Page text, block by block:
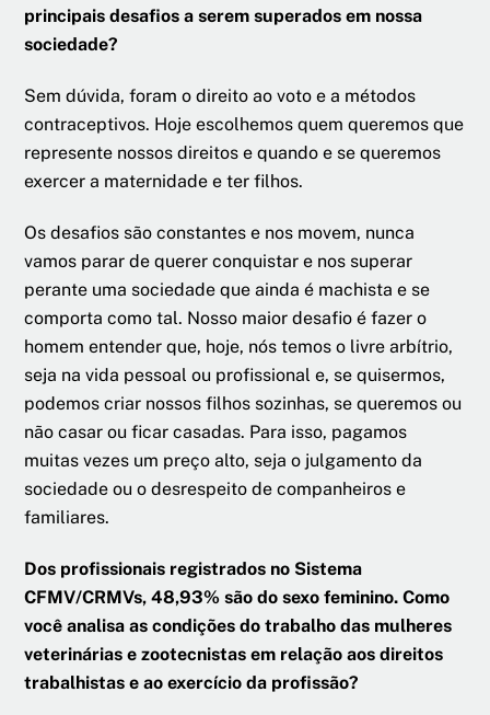
principais desafios a serem superados em nossa
sociedade?
Sem dúvida, foram o direito ao voto e a métodos
contraceptivos. Hoje escolhemos quem queremos que
represente nossos direitos e quando e se queremos
exercer a maternidade e ter filhos.
Os desafios são constantes e nos movem, nunca
vamos parar de querer conquistar e nos superar
perante uma sociedade que ainda é machista e se
comporta como tal. Nosso maior desafio é fazer o
homem entender que, hoje, nós temos o livre arbítrio,
seja na vida pessoal ou profissional e, se quisermos,
podemos criar nossos filhos sozinhas, se queremos ou
não casar ou ficar casadas. Para isso, pagamos
muitas vezes um preço alto, seja o julgamento da
sociedade ou o desrespeito de companheiros e
familiares.
Dos profissionais registrados no Sistema
CFMV/CRMVs, 48,93% são do sexo feminino. Como
você analisa as condições do trabalho das mulheres
veterinárias e zootecnistas em relação aos direitos
trabalhistas e ao exercício da profissão?